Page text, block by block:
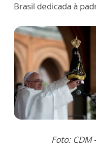
Brasil dedicada à
Foto: CDM